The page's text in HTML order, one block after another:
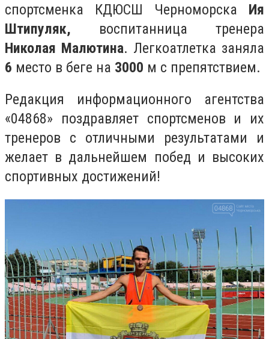
спортсменка КДЮСШ Черноморска Ия
Штипуляк, воспитанница тренера
Николая Малютина. Легкоатлетка заняла
6 место в беге на 3000 м с препятствием.
Редакция информационного агентства
«04868» поздравляет спортсменов и их
тренеров с отличными результатами и
желает в дальнейшем побед и высоких
спортивных достижений!